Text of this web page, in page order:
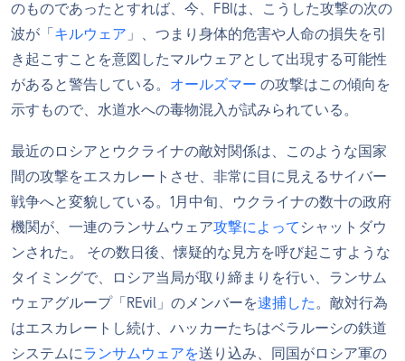
のものであったとすれば、今、FBIは、こうした攻撃の次の
波が「 キルウェア 」、つまり身体的危害や人命の損失を引
き起こすことを意図したマルウェアとして出現する可能性
があると警告している。 オールズマー の攻撃はこの傾向を
示すもので、水道水への毒物混入が試みられている。
最近のロシアとウクライナの敵対関係は、このような国家
間の攻撃をエスカレートさせ、非常に目に見えるサイバー
戦争へと変貌している。1月中旬、ウクライナの数十の政府
機関が、一連のランサムウェア攻撃によって シャットダウ
ンされた。 その数日後、懐疑的な見方を呼び起こすような
タイミングで、ロシア当局が取り締まりを行い、ランサム
ウェアグループ「REvil」のメンバーを逮捕した。敵対行為
はエスカレートし続け、ハッカーたちはベラルーシの鉄道
システムにランサムウェアを送り込み、同国がロシア軍の